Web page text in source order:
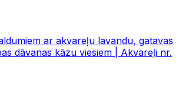
ar akvareļu lavandu, gatavas
dāvanas kāzu viesiem | Akvareļi nr.